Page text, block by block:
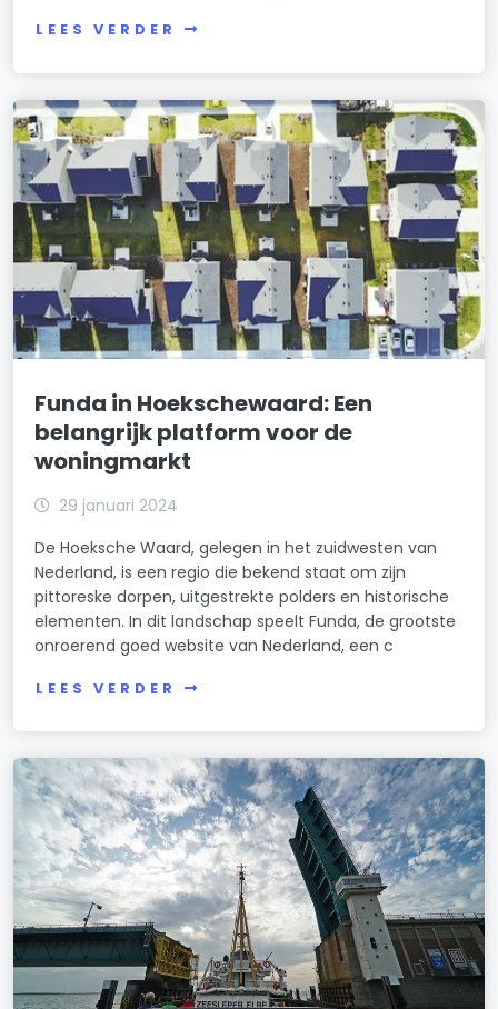
LEES VERDER
Funda in Hoekschewaard: Een
belangrijk platform voor de
woningmarkt
29 januari 2024
De Hoeksche Waard, gelegen in het zuidwesten van
Nederland, is een regio die bekend staat om zijn
pittoreske dorpen, uitgestrekte polders en historische
elementen. In dit landschap speelt Funda, de grootste
onroerend goed website van Nederland, een c
LEES VERDER